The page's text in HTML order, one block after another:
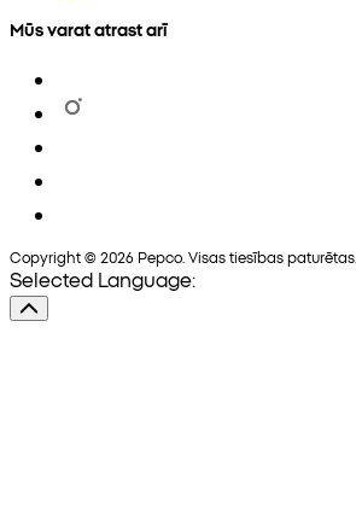
Mūs varat atrast arī
Copyright © 2026 Pepco. Visas tiesības paturētas.
Selected Language: